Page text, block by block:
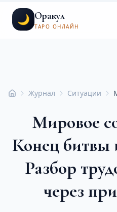
🌙 Оракул
ТАРО ОНЛАЙН
ГлавнаяЖурнал Ситуации
Мировое
Конец битвы
Разбор
через